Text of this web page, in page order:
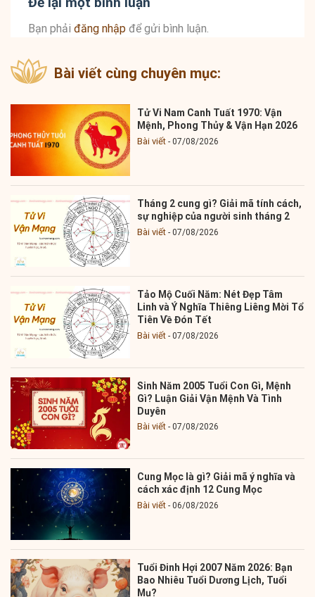
Bạn phải đăng nhập để gửi bình luận.
Bài viết cùng chuyên mục:
Tử Vi Nam Canh Tuất 1970: Vận
Mệnh, Phong Thủy & Vận Hạn 2026
Bài viết 07/08/2026
Tháng 2 cung gì? Giải mã tính cách,
sự nghiệp của người sinh tháng 2
Bài viết 07/08/2026
Tảo Mộ Cuối Năm: Nét Đẹp Tâm
Linh và Ý Nghĩa Thiêng Liêng Mời Tổ
Tiên Về Đón Tết
Bài viết 07/08/2026
Sinh Năm 2005 Tuổi Con Gì, Mệnh
Gì? Luận Giải Vận Mệnh Và Tình
Duyên
Bài viết 07/08/2026
Cung Mọc là gì? Giải mã ý nghĩa và
cách xác định 12 Cung Mọc
Bài viết 06/08/2026
Tuổi Đinh Hợi 2007 Năm 2026: Bạn
Bao Nhiêu Tuổi Dương Lịch, Tuổi
Mụ?